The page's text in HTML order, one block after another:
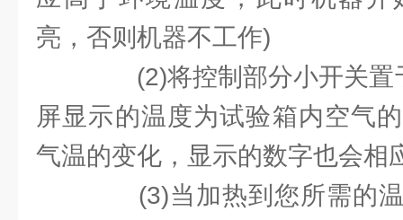
亮，否则机器不工作)
(2)将控制部分小开关置
屏显示的温度为试验箱内空气
气温的变化，显示的数字也会相
(3)当加热到您所需的温